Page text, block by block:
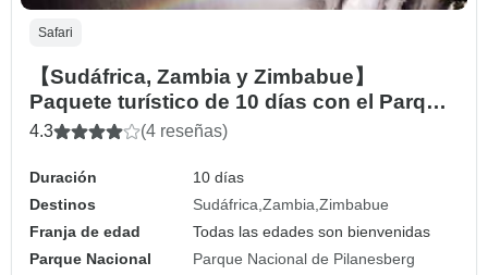
Safari
【Sudáfrica, Zambia y Zimbabue】
Paquete turístico de 10 días con el Parque
Nacional de Pilanesberg y las Cataratas
4.3 (4 reseñas)
Duración
10 días
Destinos
Sudáfrica Zambia Zimbabue
Franja de edad
Todas las edades son bienvenidas
Parque Nacional
Parque Nacional de Pilanesberg